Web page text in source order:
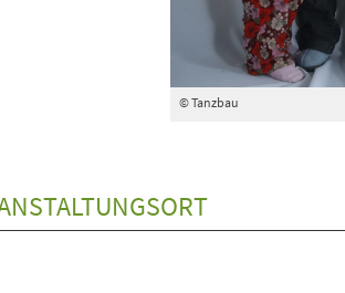
© Tanzbau